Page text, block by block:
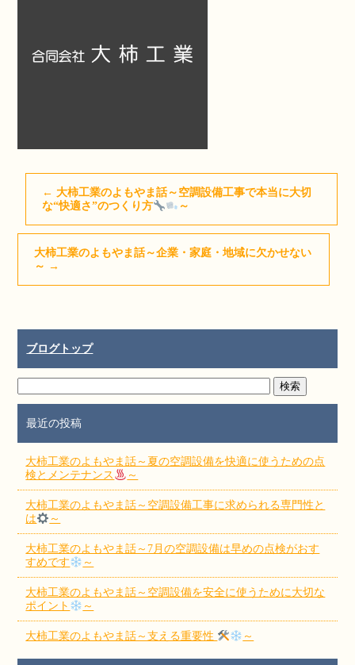
← 大柿工業のよもやま話～空調設備工事で本当に大切
な“快適さ”のつくり方
～
大柿工業のよもやま話～企業・家庭・地域に欠かせない
～ →
ブログトップ
最近の投稿
大柿工業のよもやま話～夏の空調設備を快適に使うための点
検とメンテナンス
～
大柿工業のよもやま話～空調設備工事に求められる専門性と
は
～
大柿工業のよもやま話～7月の空調設備は早めの点検がおす
すめです
～
大柿工業のよもやま話～空調設備を安全に使うために大切な
ポイント
～
大柿工業のよもやま話～支える重要性 ～